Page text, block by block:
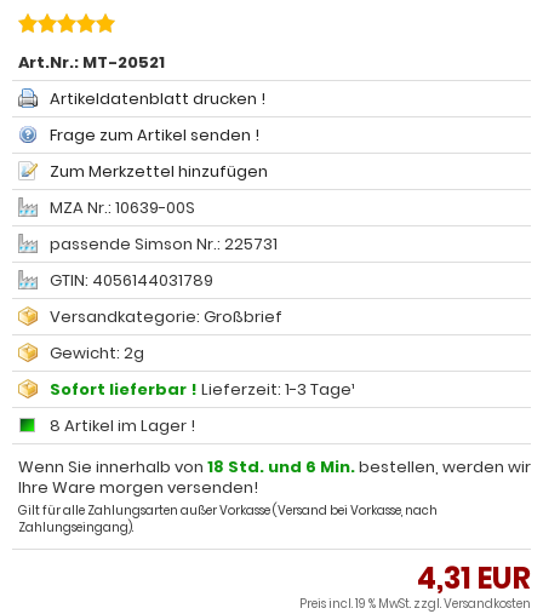
Art.Nr.: MT-20521
Artikeldatenblatt drucken !
Frage zum Artikel senden !
Zum Merkzettel hinzufügen
MZA Nr.: 10639-00S
passende Simson Nr.: 225731
GTIN: 4056144031789
Versandkategorie: Großbrief
Gewicht: 2g
Sofort lieferbar ! Lieferzeit: 1-3 Tage¹
8 Artikel im Lager !
Wenn Sie innerhalb von 18 Std. und 6 Min.bestellen, werden wir
Ihre Ware morgen versenden!
Gilt für alle Zahlungsarten außer Vorkasse (Versand bei Vorkasse, nach
Zahlungseingang).
4,31 EUR
Preis incl. 19 % MwSt. zzgl.Versandkosten